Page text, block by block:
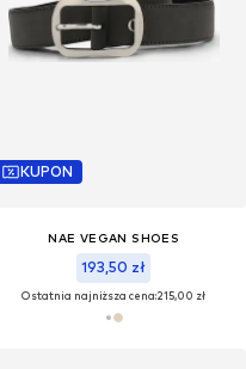
KUPON
NAE VEGAN SHOES
193,50 zł
Ostatnia najniższa cena:215,00 zł